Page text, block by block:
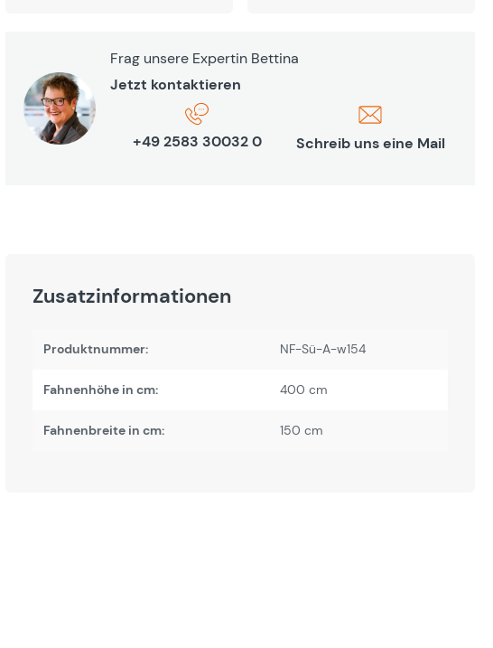
Frag unsere Expertin Bettina
Jetzt kontaktieren
+49 2583 30032 0 Schreib uns eine Mail
Zusatzinformationen
Produktnummer: NF-Sü-A-w154
Fahnenhöhe in cm: 400 cm
Fahnenbreite in cm: 150 cm